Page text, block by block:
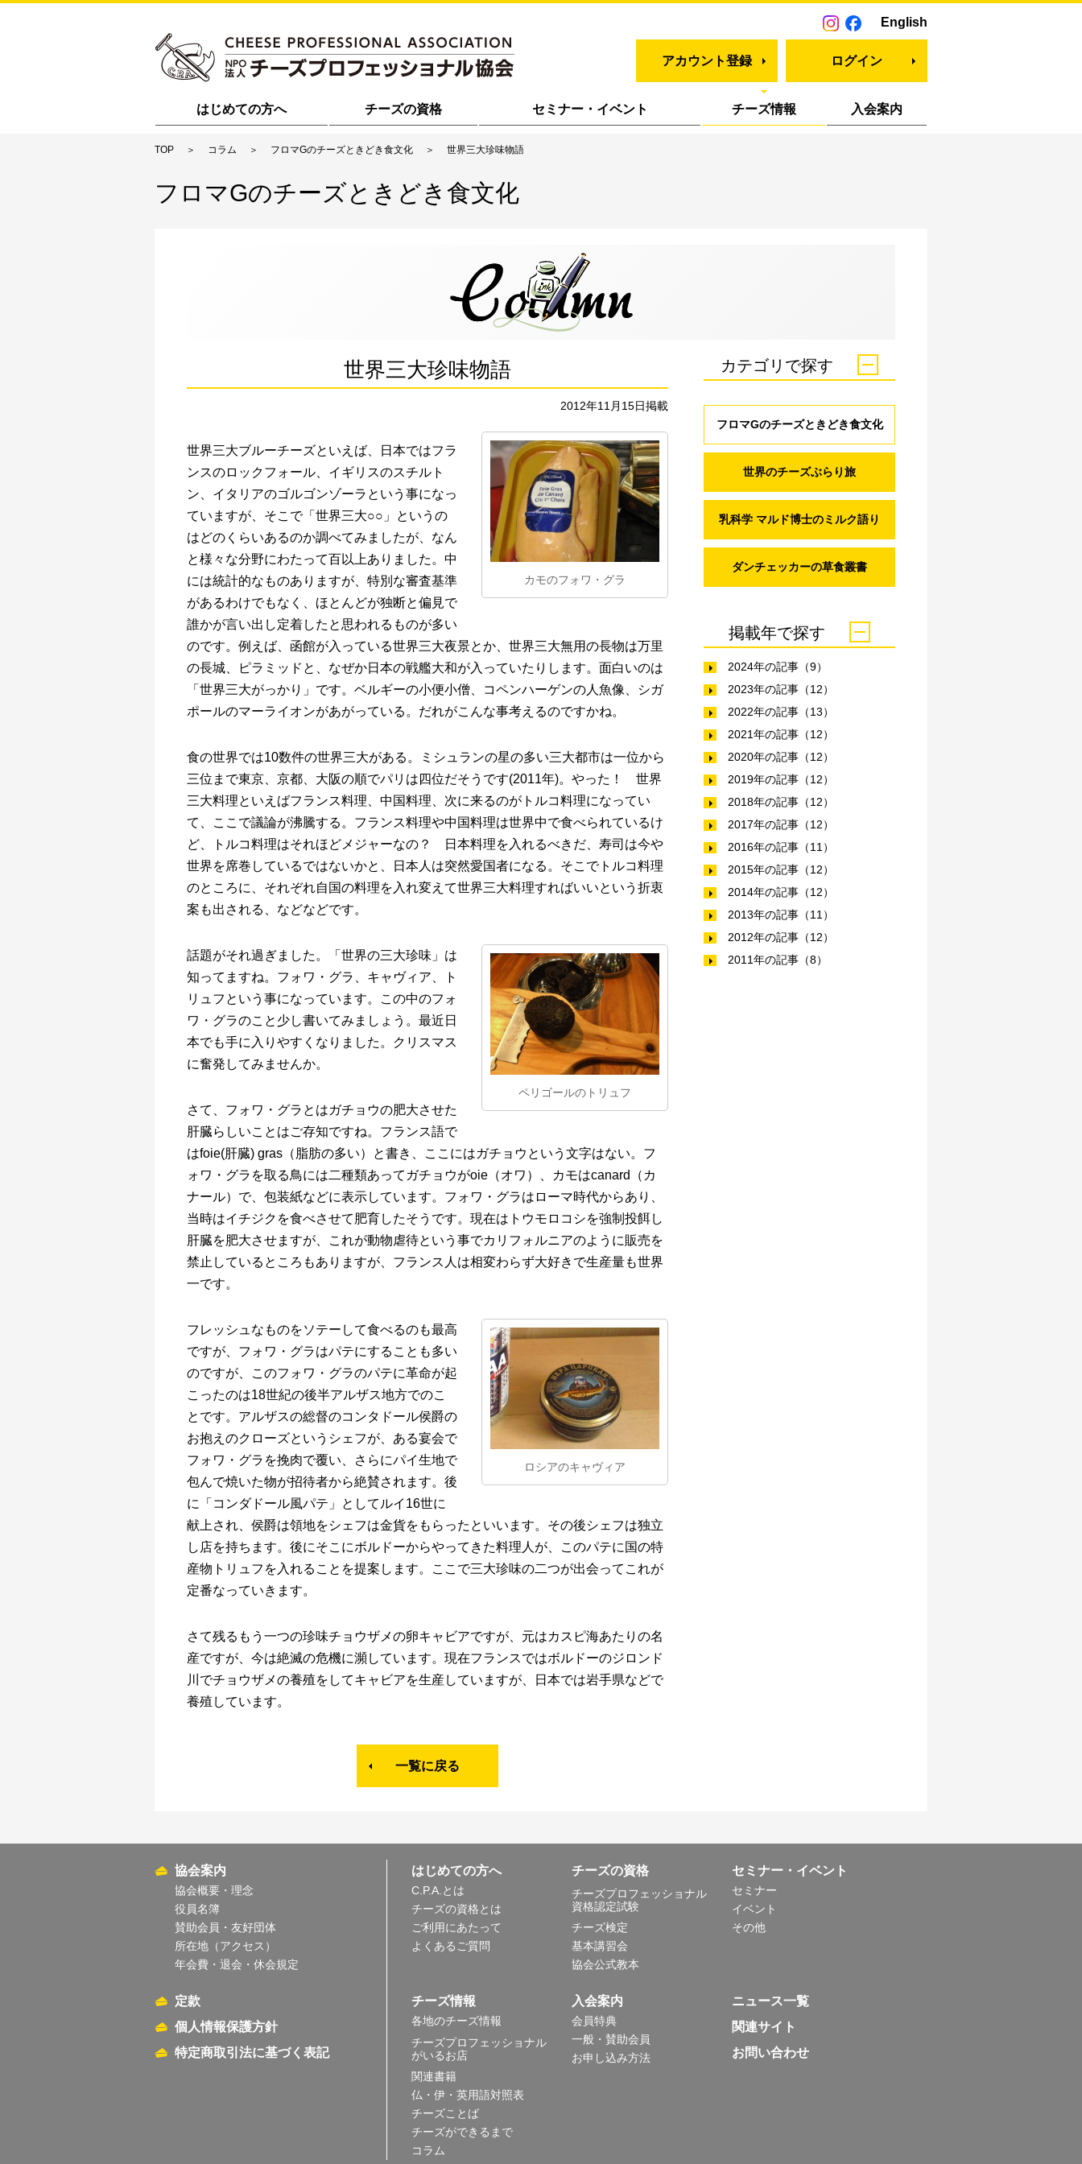
English
アカウント登録 ログイン
はじめての方へ チーズの資格 セミナー・イベント チーズ情報 入会案内
TOP コラム フロマGのチーズときどき食文化 世界三大珍味物語
フロマGのチーズときどき食文化
世界三大珍味物語
2012年11月15日掲載
カモのフォワ・グラ
世界三大ブルーチーズといえば、日本ではフラ
ンスのロックフォール、イギリスのスチルト
ン、イタリアのゴルゴンゾーラという事になっ
ていますが、そこで「世界三大○○」というの
はどのくらいあるのか調べてみましたが、なん
と様々な分野にわたって百以上ありました。中
には統計的なものありますが、特別な審査基準
があるわけでもなく、ほとんどが独断と偏見で
誰かが言い出し定着したと思われるものが多い
のです。例えば、函館が入っている世界三大夜景とか、世界三大無用の長物は万里
の長城、ピラミッドと、なぜか日本の戦艦大和が入っていたりします。面白いのは
「世界三大がっかり」です。ベルギーの小便小僧、コペンハーゲンの人魚像、シガ
ポールのマーライオンがあがっている。だれがこんな事考えるのですかね。
食の世界では10数件の世界三大がある。ミシュランの星の多い三大都市は一位から
三位まで東京、京都、大阪の順でパリは四位だそうです(2011年)。やった！ 世界
三大料理といえばフランス料理、中国料理、次に来るのがトルコ料理になってい
て、ここで議論が沸騰する。フランス料理や中国料理は世界中で食べられているけ
ど、トルコ料理はそれほどメジャーなの？ 日本料理を入れるべきだ、寿司は今や
世界を席巻しているではないかと、日本人は突然愛国者になる。そこでトルコ料理
のところに、それぞれ自国の料理を入れ変えて世界三大料理すればいいという折衷
案も出される、などなどです。
ペリゴールのトリュフ
話題がそれ過ぎました。「世界の三大珍味」は
知ってますね。フォワ・グラ、キャヴィア、ト
リュフという事になっています。この中のフォ
ワ・グラのこと少し書いてみましょう。最近日
本でも手に入りやすくなりました。クリスマス
に奮発してみませんか。
さて、フォワ・グラとはガチョウの肥大させた
肝臓らしいことはご存知ですね。フランス語で
はfoie(肝臓) gras（脂肪の多い）と書き、ここにはガチョウという文字はない。フ
ォワ・グラを取る鳥には二種類あってガチョウがoie（オワ）、カモはcanard（カ
ナール）で、包装紙などに表示しています。フォワ・グラはローマ時代からあり、
当時はイチジクを食べさせて肥育したそうです。現在はトウモロコシを強制投餌し
肝臓を肥大させますが、これが動物虐待という事でカリフォルニアのように販売を
禁止しているところもありますが、フランス人は相変わらず大好きで生産量も世界
一です。
ロシアのキャヴィア
フレッシュなものをソテーして食べるのも最高
ですが、フォワ・グラはパテにすることも多い
のですが、このフォワ・グラのパテに革命が起
こったのは18世紀の後半アルザス地方でのこ
とです。アルザスの総督のコンタドール侯爵の
お抱えのクローズというシェフが、ある宴会で
フォワ・グラを挽肉で覆い、さらにパイ生地で
包んで焼いた物が招待者から絶賛されます。後
に「コンダドール風パテ」としてルイ16世に
献上され、侯爵は領地をシェフは金貨をもらったといいます。その後シェフは独立
し店を持ちます。後にそこにボルドーからやってきた料理人が、このパテに国の特
産物トリュフを入れることを提案します。ここで三大珍味の二つが出会ってこれが
定番なっていきます。
さて残るもう一つの珍味チョウザメの卵キャビアですが、元はカスピ海あたりの名
産ですが、今は絶滅の危機に瀕しています。現在フランスではボルドーのジロンド
川でチョウザメの養殖をしてキャビアを生産していますが、日本では岩手県などで
養殖しています。
一覧に戻る
カテゴリで探す
フロマGのチーズときどき食文化
世界のチーズぶらり旅
乳科学 マルド博士のミルク語り
ダンチェッカーの草食叢書
掲載年で探す
2024年の記事（9）
2023年の記事（12）
2022年の記事（13）
2021年の記事（12）
2020年の記事（12）
2019年の記事（12）
2018年の記事（12）
2017年の記事（12）
2016年の記事（11）
2015年の記事（12）
2014年の記事（12）
2013年の記事（11）
2012年の記事（12）
2011年の記事（8）
協会案内
協会概要・理念
役員名簿
賛助会員・友好団体
所在地（アクセス）
年会費・退会・休会規定
定款
個人情報保護方針
特定商取引法に基づく表記
はじめての方へ
C.P.A.とは
チーズの資格とは
ご利用にあたって
よくあるご質問
チーズの資格
チーズプロフェッショナル
資格認定試験
チーズ検定
基本講習会
協会公式教本
セミナー・イベント
セミナー
イベント
その他
チーズ情報
各地のチーズ情報
チーズプロフェッショナル
がいるお店
関連書籍
仏・伊・英用語対照表
チーズことば
チーズができるまで
コラム
入会案内
会員特典
一般・賛助会員
お申し込み方法
ニュース一覧
関連サイト
お問い合わせ